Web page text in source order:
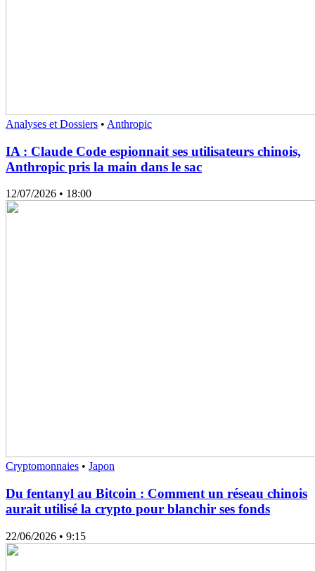
Analyses et Dossiers • Anthropic
IA : Claude Code espionnait ses utilisateurs chinois,
Anthropic pris la main dans le sac
12/07/2026 • 18:00
Cryptomonnaies • Japon
Du fentanyl au Bitcoin : Comment un réseau chinois
aurait utilisé la crypto pour blanchir ses fonds
22/06/2026 • 9:15